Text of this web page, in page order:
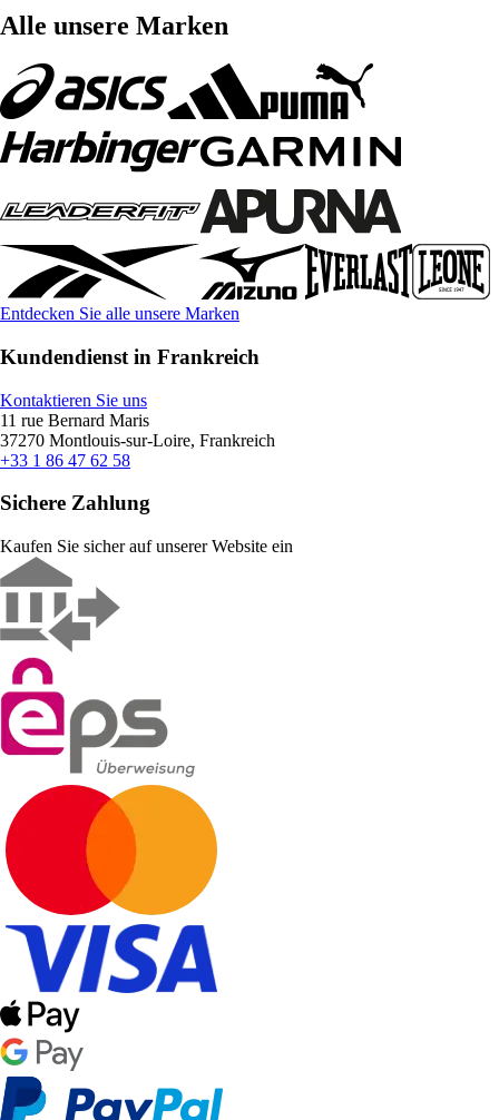
Alle unsere Marken
Entdecken Sie alle unsere Marken
Kundendienst in Frankreich
Kontaktieren Sie uns
11 rue Bernard Maris
37270 Montlouis-sur-Loire, Frankreich
+33 1 86 47 62 58
Sichere Zahlung
Kaufen Sie sicher auf unserer Website ein